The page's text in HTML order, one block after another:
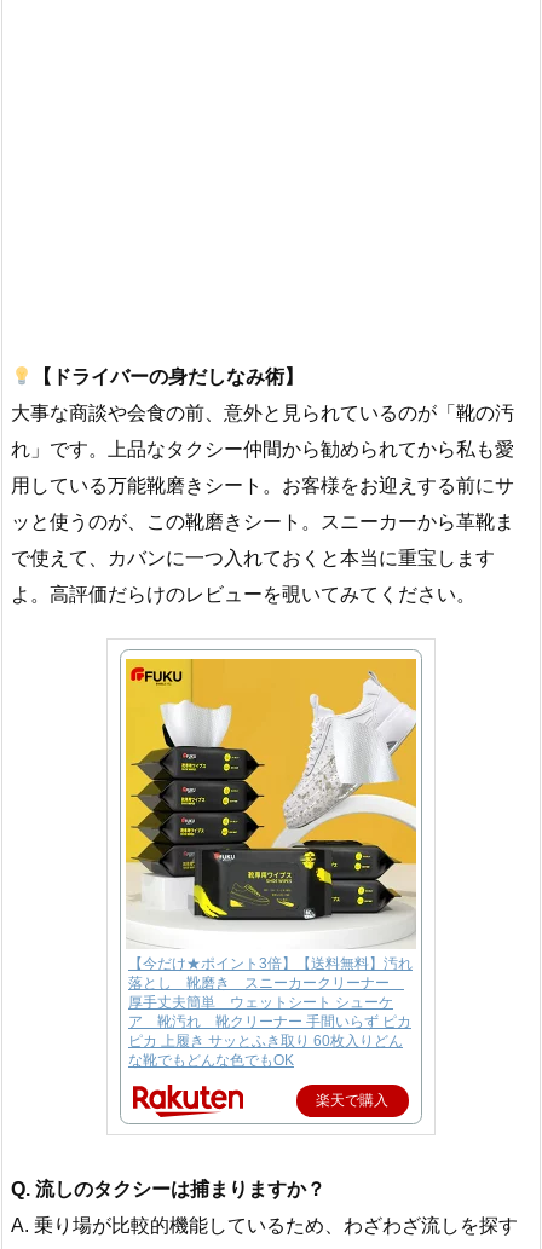
【ドライバーの身だしなみ術】
大事な商談や会食の前、意外と見られているのが「靴の汚
れ」です。上品なタクシー仲間から勧められてから私も愛
用している万能靴磨きシート。お客様をお迎えする前にサ
ッと使うのが、この靴磨きシート。スニーカーから革靴ま
で使えて、カバンに一つ入れておくと本当に重宝します
よ。高評価だらけのレビューを覗いてみてください。
【今だけ★ポイント3倍】【送料無料】汚れ
落とし 靴磨き スニーカークリーナー
厚手丈夫簡単 ウェットシート シューケ
ア 靴汚れ 靴クリーナー 手間いらず ピカ
ピカ 上履き サッとふき取り 60枚入りどん
な靴でもどんな色でもOK
楽天で購入
Q. 流しのタクシーは捕まりますか？
A. 乗り場が比較的機能しているため、わざわざ流しを探す